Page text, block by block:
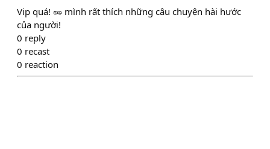
Vip quá! 🥜 mình rất thích những câu chuyện hài hước
của người!
0 reply
0 recast
0 reaction